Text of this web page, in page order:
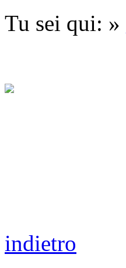
Tu sei qui: »
indietro